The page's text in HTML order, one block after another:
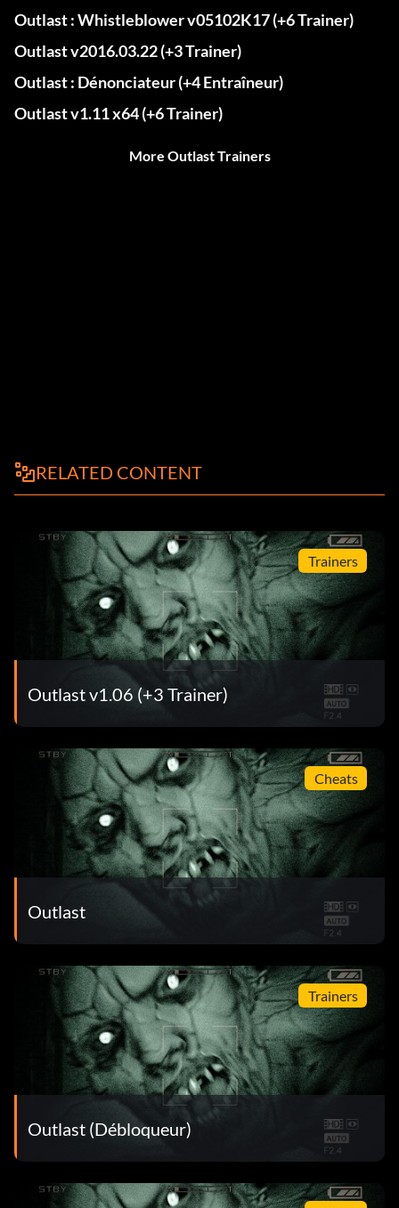
Outlast : Whistleblower v05102K17 (+6 Trainer)
Outlast v2016.03.22 (+3 Trainer)
Outlast : Dénonciateur (+4 Entraîneur)
Outlast v1.11 x64 (+6 Trainer)
More Outlast Trainers
RELATED CONTENT
Trainers
Outlast v1.06 (+3 Trainer)
Cheats
Outlast
Trainers
Outlast (Débloqueur)